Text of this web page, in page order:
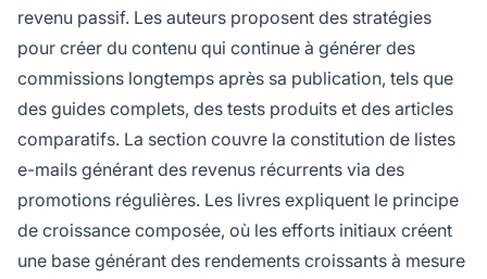
revenu passif. Les auteurs proposent des stratégies
pour créer du contenu qui continue à générer des
commissions longtemps après sa publication, tels que
des guides complets, des tests produits et des articles
comparatifs. La section couvre la constitution de listes
e-mails générant des revenus récurrents via des
promotions régulières. Les livres expliquent le principe
de croissance composée, où les efforts initiaux créent
une base générant des rendements croissants à mesure